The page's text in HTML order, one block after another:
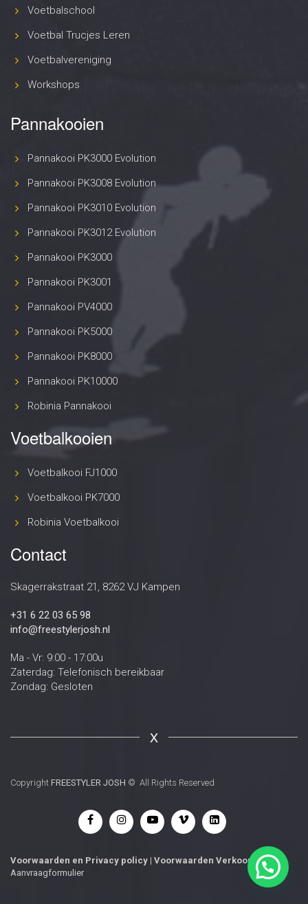
Voetbalschool
Voetbal Trucjes Leren
Voetbalvereniging
Workshops
Pannakooien
Pannakooi PK3000 Evolution
Pannakooi PK3008 Evolution
Pannakooi PK3010 Evolution
Pannakooi PK3012 Evolution
Pannakooi PK3000
Pannakooi PK3001
Pannakooi PV4000
Pannakooi PK5000
Pannakooi PK8000
Pannakooi PK10000
Robinia Pannakooi
Voetbalkooien
Voetbalkooi FJ1000
Voetbalkooi PK7000
Robinia Voetbalkooi
Contact
Skagerrakstraat 21, 8262 VJ Kampen
+31 6 22 03 65 98
info@freestylerjosh.nl
Ma - Vr: 9:00 - 17:00u
Zaterdag: Telefonisch bereikbaar
Zondag: Gesloten
X
Copyright FREESTYLER JOSH © All Rights Reserved
Voorwaarden en Privacy policy | Voorwaarden Verkoop |
Aanvraagformulier